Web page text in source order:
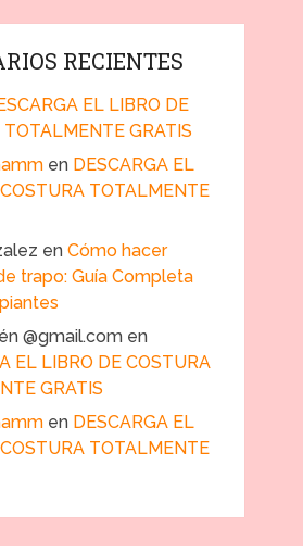
RECIENTES
EL LIBRO DE
GRATIS
en DESCARGA EL
TOTALMENTE
en Cómo hacer
trapo: Guía Completa
@gmail.comen
EL LIBRO DE COSTURA
GRATIS
en DESCARGA EL
TOTALMENTE